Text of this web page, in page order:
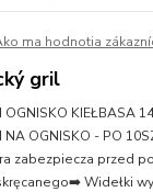
ma hodnotia
gril
OGNISKO KIEŁBASA
NA OGNISKO - PO
zabezpiecza przed
Widełki